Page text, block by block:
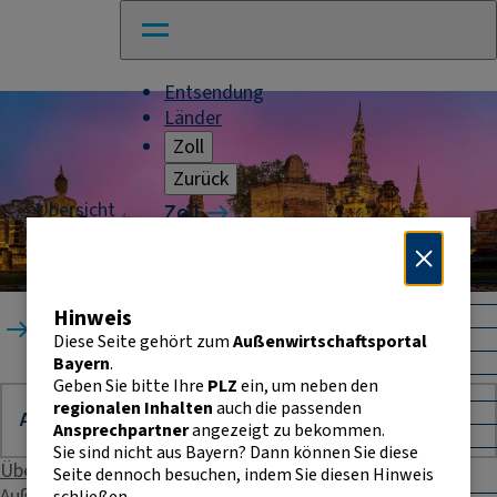
Entsendung
Länder
Zoll
Zurück
Zoll
Warenverkehr mit Drittländern
Warenursprung und Präferenzen
Warenverkehr innerhalb der EU
Allgemeines
Intrahandelsstatistik
Umsatzsteuer-
Identifikationsnummer
Übersicht
Startseite Länder Kambodscha
Übersicht
Hinweis
Diese Seite gehört zumAußenwirtschaftsportal
Bayern.
Geben Sie bitte Ihre PLZein, um neben den
regionalen Inhaltenauch die passenden
Ansprechpartnerangezeigt zu bekommen.
Sie sind nicht aus Bayern? Dann können Sie diese
Seite dennoch besuchen, indem Sie diesen Hinweis